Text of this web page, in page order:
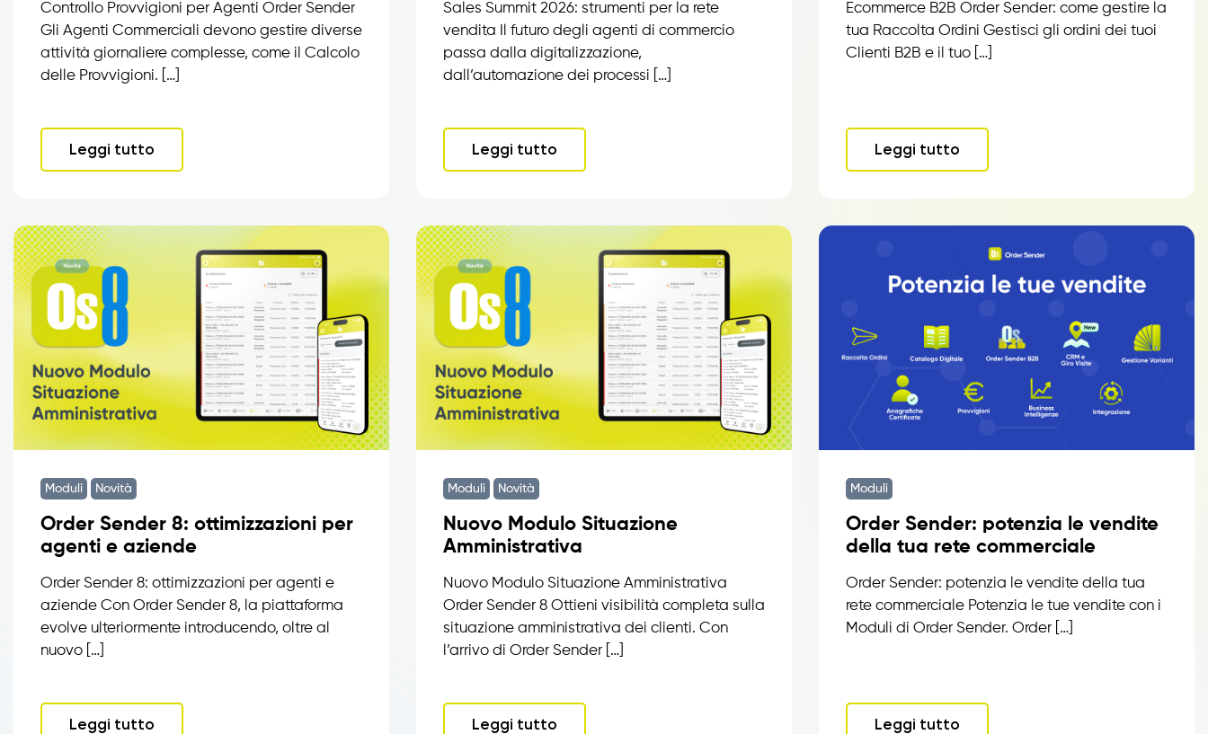
Controllo Provvigioni per Agenti Order Sender
Gli Agenti Commerciali devono gestire diverse
attività giornaliere complesse, come il Calcolo
delle Provvigioni. […]
Leggi tutto
Sales Summit 2026: strumenti per la rete
vendita Il futuro degli agenti di commercio
passa dalla digitalizzazione,
dall’automazione dei processi […]
Leggi tutto
Ecommerce B2B Order Sender: come gestire la
tua Raccolta Ordini Gestisci gli ordini dei tuoi
Clienti B2B e il tuo […]
Leggi tutto
Moduli Novità
Order Sender 8: ottimizzazioni per
agenti e aziende
Order Sender 8: ottimizzazioni per agenti e
aziende Con Order Sender 8, la piattaforma
evolve ulteriormente introducendo, oltre al
nuovo […]
Leggi tutto
Moduli Novità
Nuovo Modulo Situazione
Amministrativa
Nuovo Modulo Situazione Amministrativa
Order Sender 8 Ottieni visibilità completa sulla
situazione amministrativa dei clienti. Con
l’arrivo di Order Sender […]
Leggi tutto
Moduli
Order Sender: potenzia le vendite
della tua rete commerciale
Order Sender: potenzia le vendite della tua
rete commerciale Potenzia le tue vendite con i
Moduli di Order Sender. Order […]
Leggi tutto